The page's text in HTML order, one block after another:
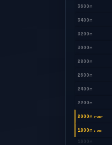
3600m
3400m
3200m
3000m
2800m
2600m
2400m
2200m
2000m START
1800m START
1600m